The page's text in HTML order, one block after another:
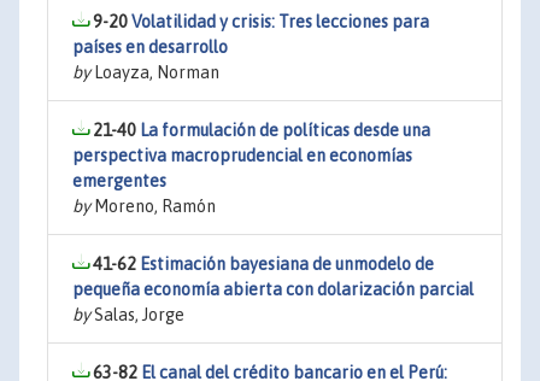
9-20Volatilidad y crisis: Tres lecciones para
países en desarrollo
byLoayza, Norman
21-40 La formulación de políticas desde una
perspectiva macroprudencial en economías
emergentes
byMoreno, Ramón
41-62 Estimación bayesiana de unmodelo de
pequeña economía abierta con dolarización parcial
bySalas, Jorge
63-82 El canal del crédito bancario en el Perú: